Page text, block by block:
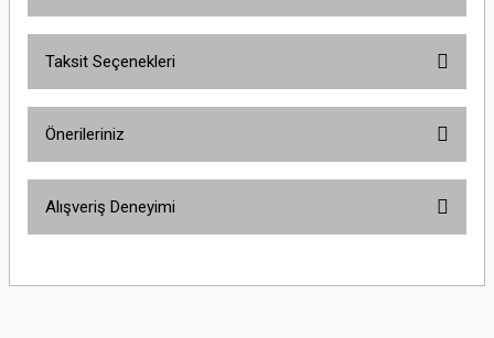
Taksit Seçenekleri
Önerileriniz
yetersiz gördüğünüz noktaları öneri formunu kullanarak tarafımıza
Alışveriş Deneyimi